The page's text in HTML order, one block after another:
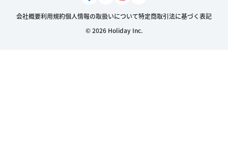
会社概要利用規約個人情報の取扱いについて特定商取引法に基づく表記
© 2026 Holiday Inc.